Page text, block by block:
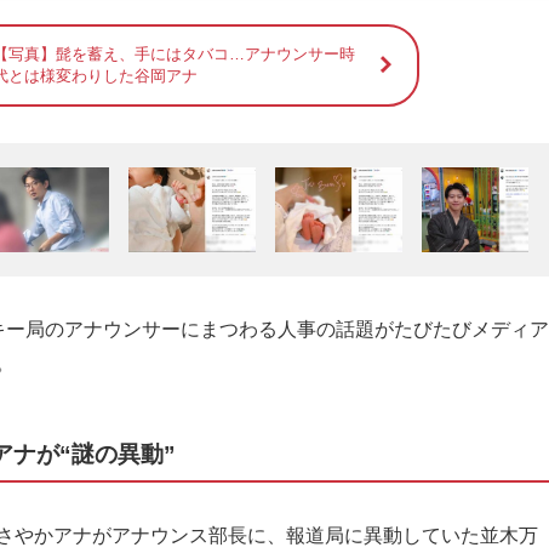
【写真】髭を蓄え、手にはタバコ…アナウンサー時
とは様変わりした谷岡アナ
局のアナウンサーにまつわる人事の話題がたびたびメディア
ナが“謎の異動”
やかアナがアナウンス部長に、報道局に異動していた並木万